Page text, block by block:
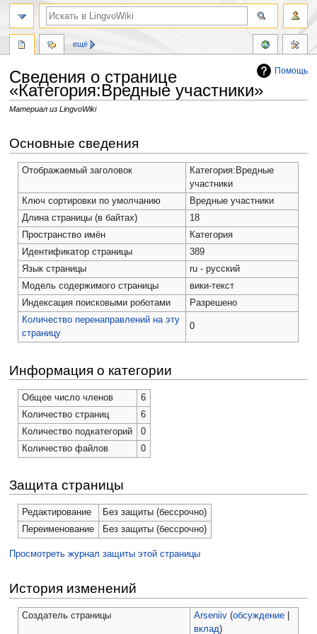
Помощь
Сведения о странице
«Категория:Вредные участники»
Материал из LingvoWiki
ккОсновные сведения
Отображаемый заголовок
Категория:Вредные
участники
Ключ сортировки по умолчанию
Вредные участники
Длина страницы (в байтах)
18
Пространство имён
Категория
Идентификатор страницы
389
Язык страницы
ru - русский
Модель содержимого страницы
вики-текст
Индексация поисковыми роботами
Разрешено
Количество перенаправлений на эту
страницу
0
Информация о категории
Общее число членов
6
Количество страниц
6
Количество подкатегорий
0
Количество файлов
0
Защита страницы
Редактирование
Без защиты (бессрочно)
Переименование
Без защиты (бессрочно)
Просмотреть журнал защиты этой страницы
История изменений
Создатель страницы Arseniiv (обсуждение
вклад)
ещё